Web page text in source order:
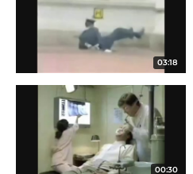
03:18
00:30